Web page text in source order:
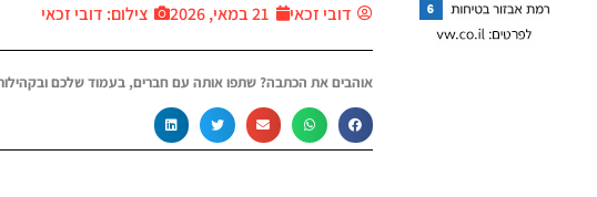
דובי זכאי 21 במאי, 2026 צילום: דובי זכאי
אוהבים את הכתבה? שתפו אותה עם חברים, בעמוד שלכם